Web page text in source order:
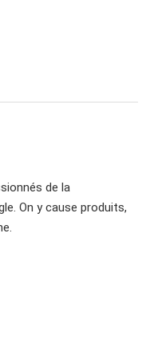
de la
On y cause produits,